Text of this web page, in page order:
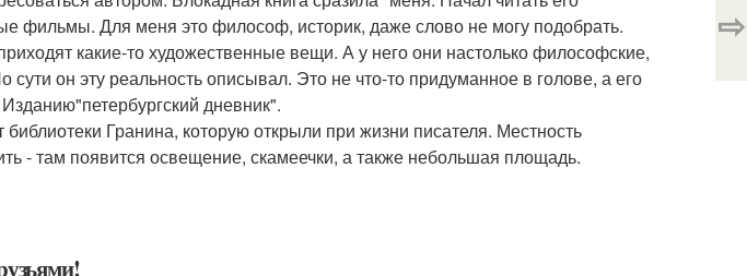
фильмы. Для меня это философ, историк, даже слово не могу подобрать.
какие-то художественные вещи. А у него они настолько философские,
сути он эту реальность описывал. Это не что-то придуманное в голове, а его
дневник".
Гранина, которую открыли при жизни писателя. Местность
- там появится освещение, скамеечки, а также небольшая площадь.
⇨